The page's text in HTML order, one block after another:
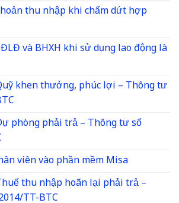
thu nhập khi chấm dứt hợp
và BHXH khi sử dụng lao động là
khen thưởng, phúc lợi – Thông tư
phòng phải trả – Thông tư số
viên vào phần mềm Misa
thu nhập hoãn lại phải trả –
TT-BTC